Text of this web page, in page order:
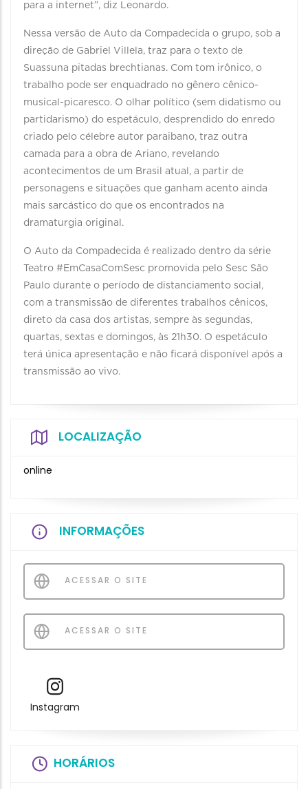
para a internet”, diz Leonardo.
Nessa versão de Auto da Compadecida o grupo, sob a
direção de Gabriel Villela, traz para o texto de
Suassuna pitadas brechtianas. Com tom irônico, o
trabalho pode ser enquadrado no gênero cênico-
musical-picaresco. O olhar político (sem didatismo ou
partidarismo) do espetáculo, desprendido do enredo
criado pelo célebre autor paraibano, traz outra
camada para a obra de Ariano, revelando
acontecimentos de um Brasil atual, a partir de
personagens e situações que ganham acento ainda
mais sarcástico do que os encontrados na
dramaturgia original.
O Auto da Compadecida é realizado dentro da série
Teatro #EmCasaComSesc promovida pelo Sesc São
Paulo durante o período de distanciamento social,
com a transmissão de diferentes trabalhos cênicos,
direto da casa dos artistas, sempre às segundas,
quartas, sextas e domingos, às 21h30. O espetáculo
terá única apresentação e não ficará disponível após a
transmissão ao vivo.
LOCALIZAÇÃO
online
INFORMAÇÕES
ACESSAR O SITE
ACESSAR O SITE
Instagram
HORÁRIOS